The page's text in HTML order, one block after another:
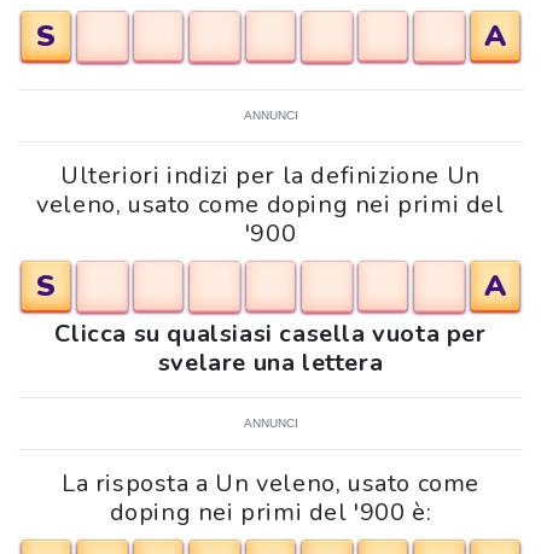
S
A
ANNUNCI
Ulteriori indizi per la definizione Un
veleno, usato come doping nei primi del
'900
S A
Clicca su qualsiasi casella vuota per
svelare una lettera
ANNUNCI
La risposta a Un veleno, usato come
doping nei primi del '900 è: